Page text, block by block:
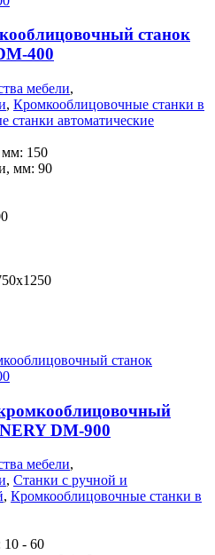
станок
400
мебели,
, Кромкооблицовочные станки в
станки автоматические
мм: 150
мм: 90
DM-900
мебели,
, Станки с ручной и
, Кромкооблицовочные станки в
10 - 60